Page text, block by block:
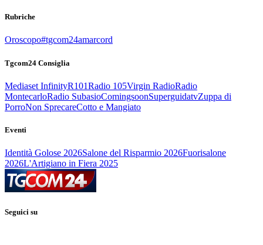
Rubriche
Oroscopo#tgcom24amarcord
Tgcom24 Consiglia
Mediaset InfinityR101Radio 105Virgin RadioRadio
MontecarloRadio SubasioComingsoonSuperguidatvZuppa di
PorroNon SprecareCotto e Mangiato
Eventi
Identità Golose 2026Salone del Risparmio 2026Fuorisalone
2026L'Artigiano in Fiera 2025
Seguici su